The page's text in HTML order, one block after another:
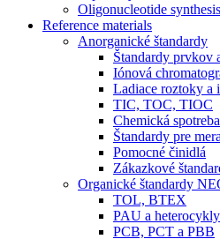
Oligonucleotide synthesis
Reference materials
Anorganické štandardy
Štandardy prvkov
Iónová
Ladiace roztoky a
TIC, TOC, TIOC
Chemická
Štandardy pre
Pomocné činidlá
Zákazkové
Organické štandardy
TOL, BTEX
PAU a heterocykly
PCB, PCT a PBB